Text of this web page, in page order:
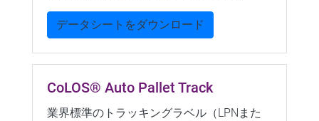
データシートをダウンロード
CoLOS® Auto Pallet Track
業界標準のトラッキングラベル（LPNまた